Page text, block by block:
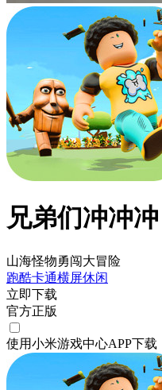
兄弟们冲冲冲
山海怪物勇闯大冒险
跑酷卡通横屏休闲
立即下载
官方正版
使用小米游戏中心APP下载